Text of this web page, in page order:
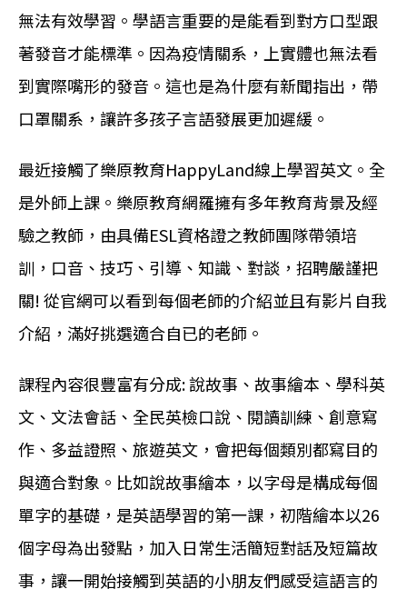
無法有效學習。學語言重要的是能看到對方口型跟
著發音才能標準。因為疫情關系，上實體也無法看
到實際嘴形的發音。這也是為什麼有新聞指出，帶
口罩關系，讓許多孩子言語發展更加遲緩。
最近接觸了樂原教育HappyLand線上學習英文。全
是外師上課。樂原教育網羅擁有多年教育背景及經
驗之教師，由具備ESL資格證之教師團隊帶領培
訓，口音、技巧、引導、知識、對談，招聘嚴謹把
關! 從官網可以看到每個老師的介紹並且有影片自我
介紹，滿好挑選適合自已的老師。
課程內容很豐富有分成: 說故事、故事繪本、學科英
文、文法會話、全民英檢口說、閱讀訓練、創意寫
作、多益證照、旅遊英文，會把每個類別都寫目的
與適合對象。比如說故事繪本，以字母是構成每個
單字的基礎，是英語學習的第一課，初階繪本以26
個字母為出發點，加入日常生活簡短對話及短篇故
事，讓一開始接觸到英語的小朋友們感受這語言的